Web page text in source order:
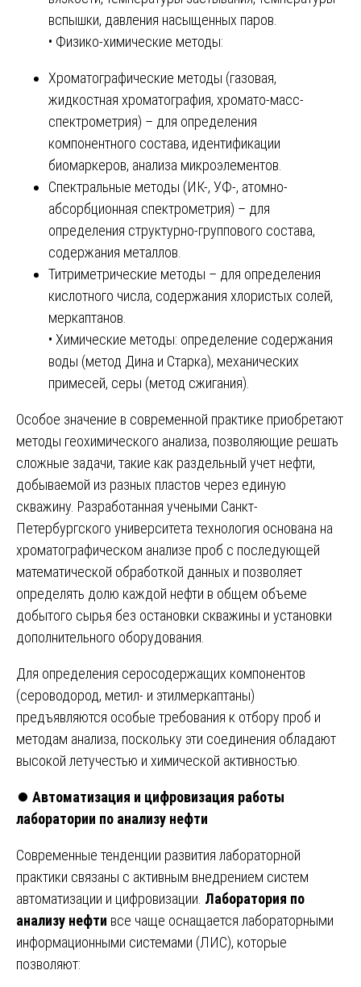
вспышки, давления насыщенных паров.
• Физико-химические методы:
Хроматографические методы (газовая,
жидкостная хроматография, хромато-масс-
спектрометрия) – для определения
компонентного состава, идентификации
биомаркеров, анализа микроэлементов.
Спектральные методы (ИК-, УФ-, атомно-
абсорбционная спектрометрия) – для
определения структурно-группового состава,
содержания металлов.
Титриметрические методы – для определения
кислотного числа, содержания хлористых солей,
меркаптанов.
• Химические методы: определение содержания
воды (метод Дина и Старка), механических
примесей, серы (метод сжигания).
Особое значение в современной практике приобретают
методы геохимического анализа, позволяющие решать
сложные задачи, такие как раздельный учет нефти,
добываемой из разных пластов через единую
скважину. Разработанная учеными Санкт-
Петербургского университета технология основана на
хроматографическом анализе проб с последующей
математической обработкой данных и позволяет
определять долю каждой нефти в общем объеме
добытого сырья без остановки скважины и установки
дополнительного оборудования.
Для определения серосодержащих компонентов
(сероводород, метил- и этилмеркаптаны)
предъявляются особые требования к отбору проб и
методам анализа, поскольку эти соединения обладают
высокой летучестью и химической активностью.
⏺️ Автоматизация и цифровизация работы
лаборатории по анализу нефти
Современные тенденции развития лабораторной
практики связаны с активным внедрением систем
автоматизации и цифровизации. Лаборатория по
анализу нефти все чаще оснащается лабораторными
информационными системами (ЛИС), которые
позволяют: